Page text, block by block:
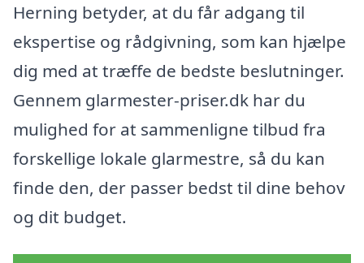
Herning betyder, at du får adgang til
ekspertise og rådgivning, som kan hjælpe
dig med at træffe de bedste beslutninger.
Gennem glarmester-priser.dk har du
mulighed for at sammenligne tilbud fra
forskellige lokale glarmestre, så du kan
finde den, der passer bedst til dine behov
og dit budget.